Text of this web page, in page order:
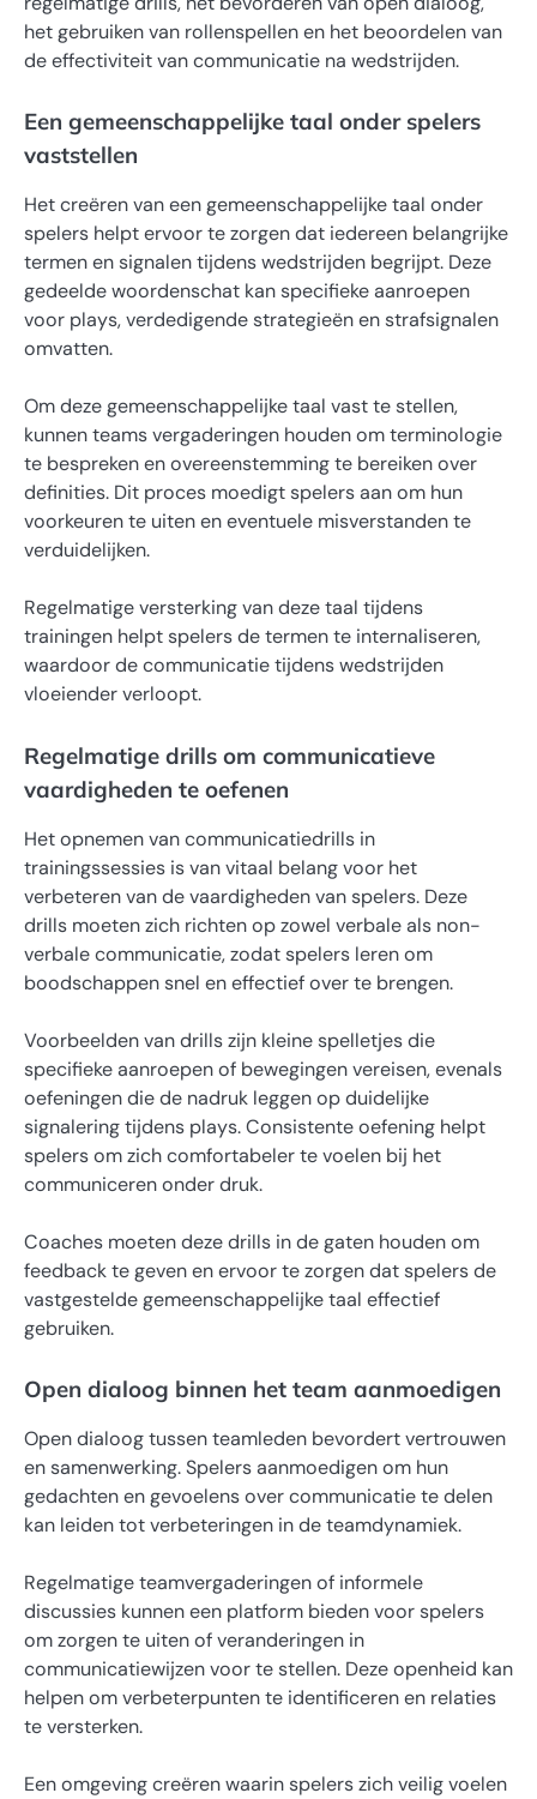
het gebruiken van rollenspellen en het beoordelen van
de effectiviteit van communicatie na wedstrijden.
Een gemeenschappelijke taal onder spelers
vaststellen
Het creëren van een gemeenschappelijke taal onder
spelers helpt ervoor te zorgen dat iedereen belangrijke
termen en signalen tijdens wedstrijden begrijpt. Deze
gedeelde woordenschat kan specifieke aanroepen
voor plays, verdedigende strategieën en strafsignalen
omvatten.
Om deze gemeenschappelijke taal vast te stellen,
kunnen teams vergaderingen houden om terminologie
te bespreken en overeenstemming te bereiken over
definities. Dit proces moedigt spelers aan om hun
voorkeuren te uiten en eventuele misverstanden te
verduidelijken.
Regelmatige versterking van deze taal tijdens
trainingen helpt spelers de termen te internaliseren,
waardoor de communicatie tijdens wedstrijden
vloeiender verloopt.
Regelmatige drills om communicatieve
vaardigheden te oefenen
Het opnemen van communicatiedrills in
trainingssessies is van vitaal belang voor het
verbeteren van de vaardigheden van spelers. Deze
drills moeten zich richten op zowel verbale als non-
verbale communicatie, zodat spelers leren om
boodschappen snel en effectief over te brengen.
Voorbeelden van drills zijn kleine spelletjes die
specifieke aanroepen of bewegingen vereisen, evenals
oefeningen die de nadruk leggen op duidelijke
signalering tijdens plays. Consistente oefening helpt
spelers om zich comfortabeler te voelen bij het
communiceren onder druk.
Coaches moeten deze drills in de gaten houden om
feedback te geven en ervoor te zorgen dat spelers de
vastgestelde gemeenschappelijke taal effectief
gebruiken.
Open dialoog binnen het team aanmoedigen
Open dialoog tussen teamleden bevordert vertrouwen
en samenwerking. Spelers aanmoedigen om hun
gedachten en gevoelens over communicatie te delen
kan leiden tot verbeteringen in de teamdynamiek.
Regelmatige teamvergaderingen of informele
discussies kunnen een platform bieden voor spelers
om zorgen te uiten of veranderingen in
communicatiewijzen voor te stellen. Deze openheid kan
helpen om verbeterpunten te identificeren en relaties
te versterken.
Een omgeving creëren waarin spelers zich veilig voelen